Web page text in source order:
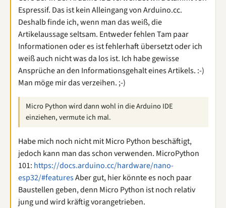
Espressif. Das ist kein Alleingang von Arduino.cc.
Deshalb finde ich, wenn man das weiß, die
Artikelaussage seltsam. Entweder fehlen Tam paar
Informationen oder es ist fehlerhaft übersetzt oder ich
weiß auch nicht was da los ist. Ich habe gewisse
Ansprüche an den Informationsgehalt eines Artikels. :-)
Man möge mir das verzeihen. ;-)
Micro Python wird dann wohl in die Arduino IDE
einziehen, vermute ich mal.
Habe mich noch nicht mit Micro Python beschäftigt,
jedoch kann man das schon verwenden. MicroPython
101: https://docs.arduino.cc/hardware/nano-
esp32/#featuresAber gut, hier könnte es noch paar
Baustellen geben, denn Micro Python ist noch relativ
jung und wird kräftig vorangetrieben.